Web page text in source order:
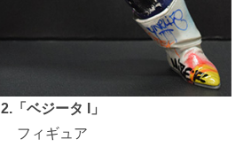
2.「ベジータ I」
フィギュア